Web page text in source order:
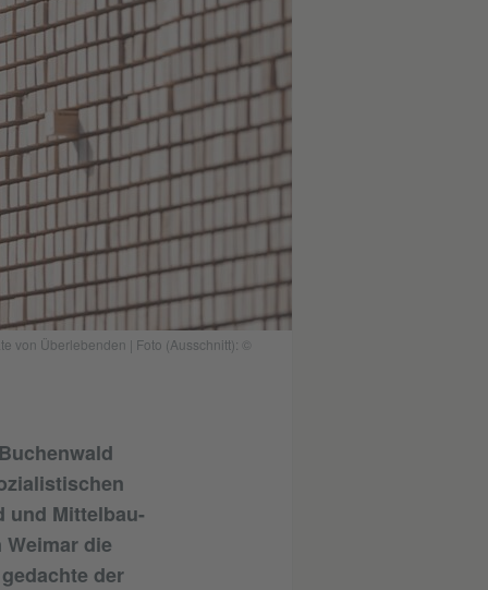
von Überlebenden | Foto (Ausschnitt): ©
und Mittelbau-
die
der